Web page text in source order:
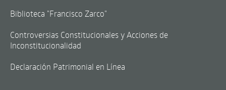
Biblioteca "Francisco Zarco"
Controversias Constitucionales y Acciones de
Inconstitucionalidad
Declaración Patrimonial en Línea